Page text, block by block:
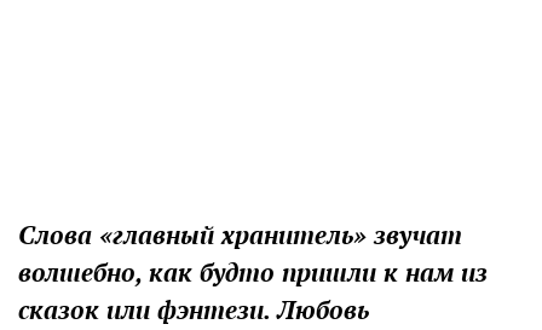
Слова «главный хранитель» звучат
волшебно, как будто пришли к нам из
сказок или фэнтези. Любовь